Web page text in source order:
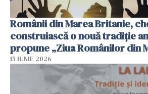
Românii din Marea Britanie,
construiască o nouă tradiție
propune „Ziua Românilor din
15 IUNIE 2026